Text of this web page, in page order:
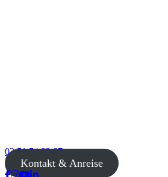
02 51 54 33 87
Kontakt & Anreise